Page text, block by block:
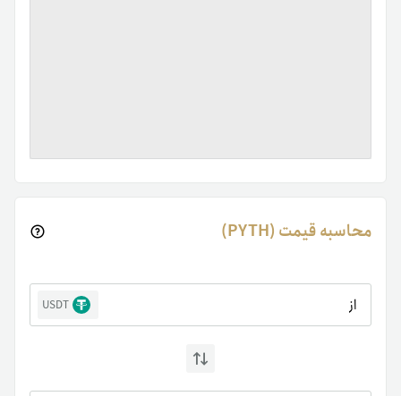
محاسبه قیمت (PYTH)
از USDT